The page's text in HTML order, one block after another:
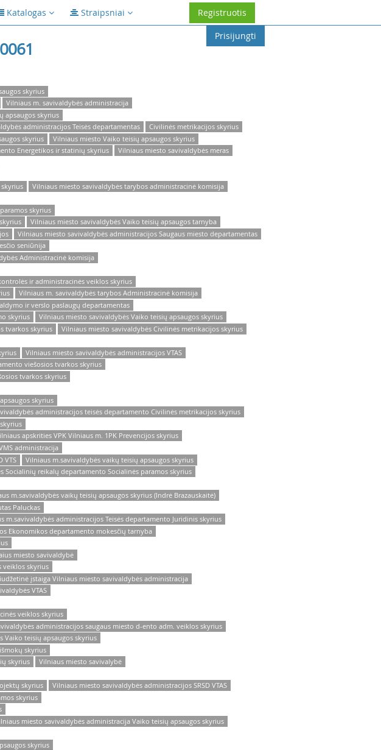
Katalogas Straipsniai
Registruotis
Prisijungti
skyrius
Vilniaus m. savivaldybės administracija
apsaugos skyrius
administracijos Teisės departamentas
Civilinės metrikacijos skyrius
skyrius
Vilniaus miesto Vaiko teisių apsaugos skyrius
Energetikos ir statinių skyrius
Vilniaus miesto savivaldybės meras
Vilniaus miesto savivaldybės tarybos administracinė komisija
skyrius
Vilniaus miesto savivaldybės Vaiko teisių apsaugos tarnyba
Vilniaus miesto savivaldybės administracijos Saugaus miesto departamentas
seniūnija
Administracinė komisija
ir administracinės veiklos skyrius
Vilniaus m. savivaldybės tarybos Administracinė komisija
ir verslo paslaugų departamentas
skyrius
Vilniaus miesto savivaldybės Vaiko teisių apsaugos skyrius
tvarkos skyrius
Vilniaus miesto savivaldybės Civilinės metrikacijos skyrius
Vilniaus miesto savivaldybės administracijos VTAS
viešosios tvarkos skyrius
tvarkos skyrius
skyrius
administracijos teisės departamento Civilinės metrikacijos skyrius
apskrities VPK Vilniaus m. 1PK Prevencijos skyrius
administracija
VTS
Vilniaus m.savivaldybės vaikų teisių apsaugos skyrius
Socialinių reikalų departamento Socialinės paramos skyrius
m.savivaldybės vaikų teisių apsaugos skyrius (Indrė Brazauskaitė)
Paluckas
m.savivaldybės administracijos Teisės departamento Juridinis skyrius
Ekonomikos departamento mokesčių tarnyba
miesto savivaldybė
veiklos skyrius
įstaiga Vilniaus miesto savivaldybės administracija
VTAS
veiklos skyrius
administracijos saugaus miesto d-ento adm. veiklos skyrius
Vaiko teisių apsaugos skyrius
skyrius
skyrius
Vilniaus miesto savivalybė
skyrius
Vilniaus miesto savivaldybės administracijos SRSD VTAS
skyrius
miesto savivaldybės administracija Vaiko teisių apsaugos skyrius
skyrius